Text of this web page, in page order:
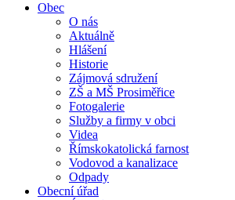
Obec
O nás
Aktuálně
Hlášení
Historie
Zájmová sdružení
ZŠ a MŠ Prosiměřice
Fotogalerie
Služby a firmy v obci
Videa
Římskokatolická farnost
Vodovod a kanalizace
Odpady
Obecní úřad